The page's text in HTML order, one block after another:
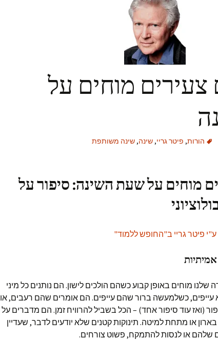
צעירים מוחים על
הורות, פיטר גריי, שינה, שינה משותפת
מוחים על שעת השינה: סיפור על
שלנו מוחים באופן קבוע כשהם הולכים לישון. הם נותנים כל מיני
כשלמעשה ברור שהם עייפים. הם אומרים שהם רעבים, או
(ואז עוד סיפור אחד) – הכל בשביל להרוויח זמן. הם מדברים על
או מתחת למיטה. תינוקות קטנים שלא יודעים לדבר, שעדיין
שלהם או לנסות להתמקח, פשוט צורחים.